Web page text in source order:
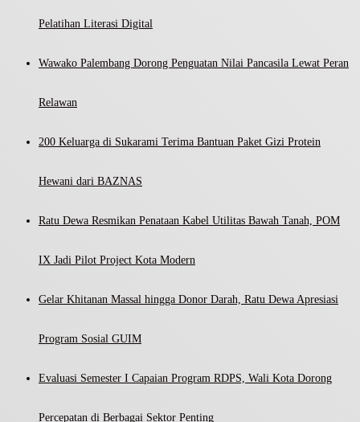
Pelatihan Literasi Digital
Wawako Palembang Dorong Penguatan Nilai Pancasila Lewat Peran
Relawan
200 Keluarga di Sukarami Terima Bantuan Paket Gizi Protein
Hewani dari BAZNAS
Ratu Dewa Resmikan Penataan Kabel Utilitas Bawah Tanah, POM
IX Jadi Pilot Project Kota Modern
Gelar Khitanan Massal hingga Donor Darah, Ratu Dewa Apresiasi
Program Sosial GUIM
Evaluasi Semester I Capaian Program RDPS, Wali Kota Dorong
Percepatan di Berbagai Sektor Penting